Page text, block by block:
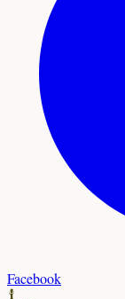
Facebook